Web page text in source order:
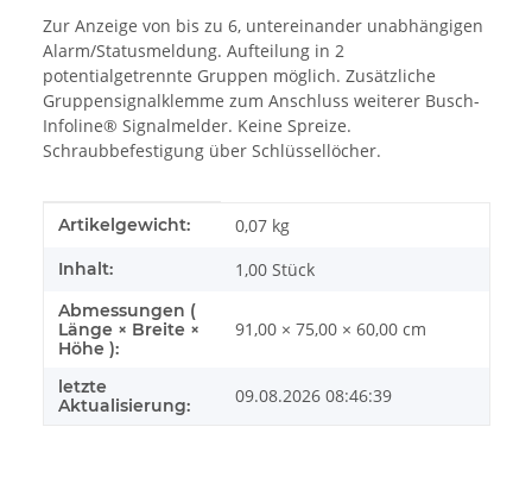
Zur Anzeige von bis zu 6, untereinander unabhängigen
Alarm/Statusmeldung. Aufteilung in 2
potentialgetrennte Gruppen möglich. Zusätzliche
Gruppensignalklemme zum Anschluss weiterer Busch-
Infoline® Signalmelder. Keine Spreize.
Schraubbefestigung über Schlüssellöcher.
Produkteigenschaft
Wert
Artikelgewicht: 0,07 kg
Inhalt: 1,00 Stück
Abmessungen (
Länge × Breite ×
Höhe ):
91,00 × 75,00 × 60,00 cm
letzte
Aktualisierung:
09.08.2026 08:46:39